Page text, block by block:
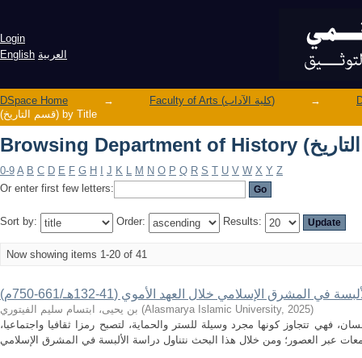
Login
English العربية
DSpace Home → Faculty of Arts (كلية الآداب)
→
(قسم التاريخ) by Title
0-9 A B C D E F G H J K L M N O P Q R S T U V W X Y Z
Or enter first few letters:
Sort by: Order: Results:
Now showing items 1-20 of 41
في المشرق الإسلامي خلال العهد الأموي (41-132هـ/661-750م)
بن يحيى، ابتسام سليم الفيتوري (Alasmarya Islamic University, 2025)
فهي تتجاوز كونها مجرد وسيلة للستر والحماية، لتصبح رمزا ثقافيا واجتماعيا،